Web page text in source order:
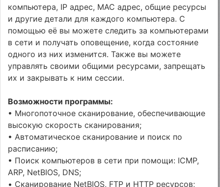
компьютера, IP адрес, MAC адрес, общие ресурсы
и другие детали для каждого компьютера. С
помощью её вы можете следить за компьютерами
в сети и получать оповещение, когда состояние
одного из них изменится. Также вы можете
управлять своими общими ресурсами, запрещать
их и закрывать к ним сессии.
Возможности программы:
• Многопоточное сканирование, обеспечивающие
высокую скорость сканирования;
• Автоматическое сканирование и поиск по
расписанию;
• Поиск компьютеров в сети при помощи: ICMP,
ARP, NetBIOS, DNS;
• Сканирование NetBIOS, FTP и HTTP ресурсов;